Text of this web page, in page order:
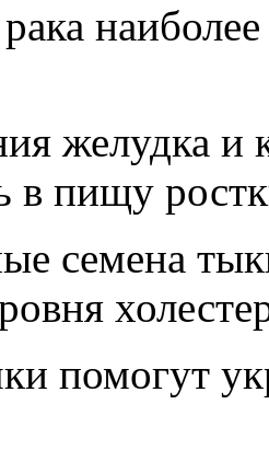
желудка и
в пищу
семена
помогут